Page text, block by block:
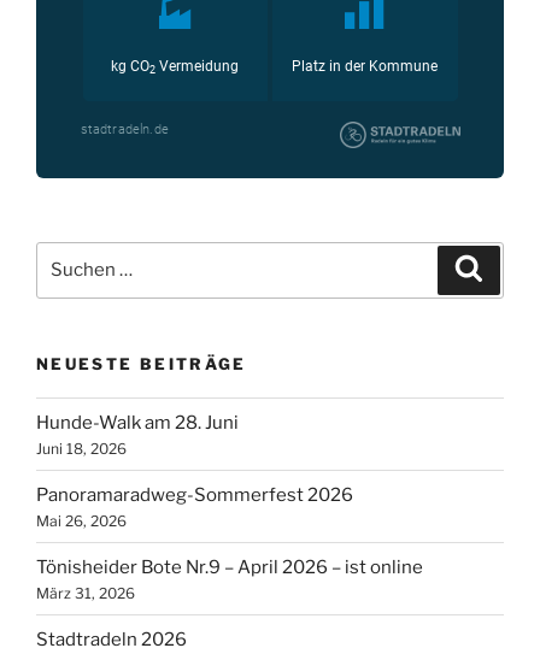
nach:
NEUESTE BEITRÄGE
Hunde-Walk am 28. Juni
Juni 18, 2026
Panoramaradweg-Sommerfest 2026
Mai 26, 2026
Tönisheider Bote Nr.9 – April 2026 – ist online
März 31, 2026
Stadtradeln 2026